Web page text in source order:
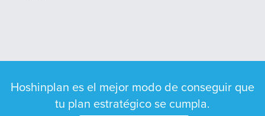
Hoshinplan es el mejor modo de conseguir que
tu plan estratégico se cumpla.